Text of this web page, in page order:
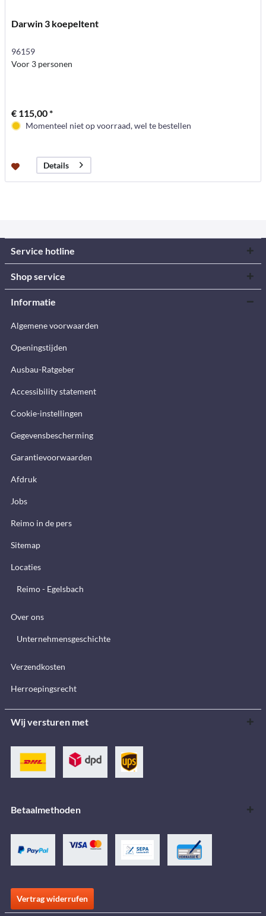
Darwin 3 koepeltent
96159
Voor 3 personen
€ 115,00 *
Momenteel niet op voorraad, wel te bestellen
Details
Service hotline
Shop service
Informatie
Algemene voorwaarden
Openingstijden
Ausbau-Ratgeber
Accessibility statement
Cookie-instellingen
Gegevensbescherming
Garantievoorwaarden
Afdruk
Jobs
Reimo in de pers
Sitemap
Locaties
Reimo - Egelsbach
Over ons
Unternehmensgeschichte
Verzendkosten
Herroepingsrecht
Wij versturen met
Betaalmethoden
Vertrag widerrufen